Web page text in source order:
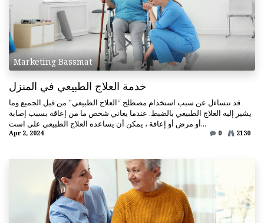
Marketing Bassmat
خدمة العلاج الطبيعي في المنزل
قد تتساءل عن سبب استخدام مصطلح “العلاج الطبيعي” من قبل الجميع وما
يشير إليه العلاج الطبيعي بالضبط. عندما يعاني شخص ما من إعاقة بسبب إصابة
أو مرض أو إعاقة ، يمكن أن يساعده العلاج الطبيعي على است...
Apr 2, 2024 0 2130